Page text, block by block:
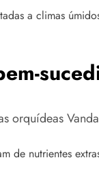
a climas
orquídeas
de nutrientes